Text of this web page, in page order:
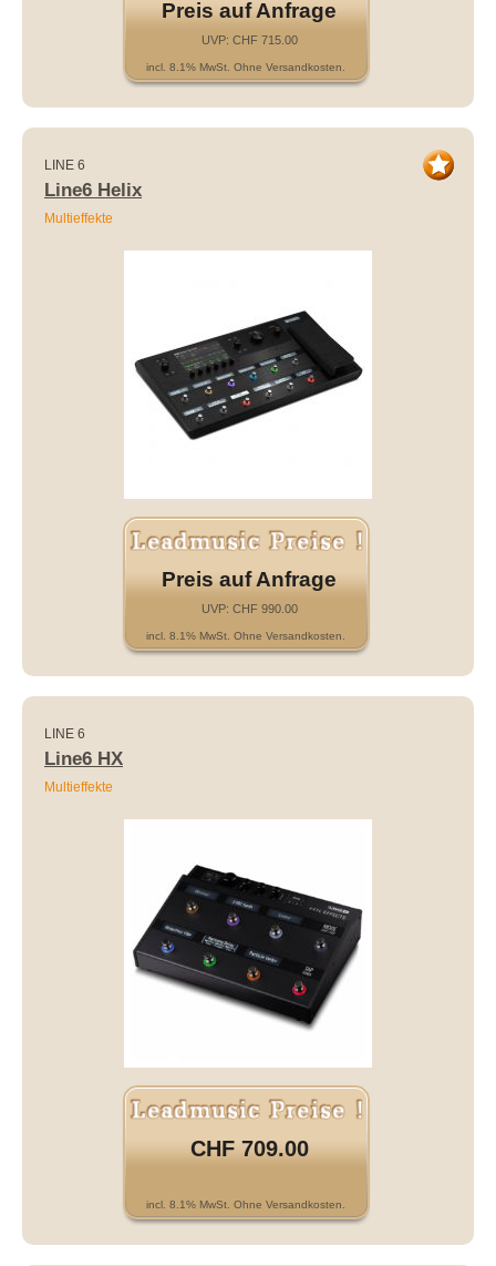
Preis auf Anfrage
UVP: CHF 715.00
incl. 8.1% MwSt. Ohne Versandkosten.
LINE 6
Line6 Helix
Multieffekte
Preis auf Anfrage
UVP: CHF 990.00
incl. 8.1% MwSt. Ohne Versandkosten.
LINE 6
Line6 HX
Multieffekte
CHF 709.00
incl. 8.1% MwSt. Ohne Versandkosten.